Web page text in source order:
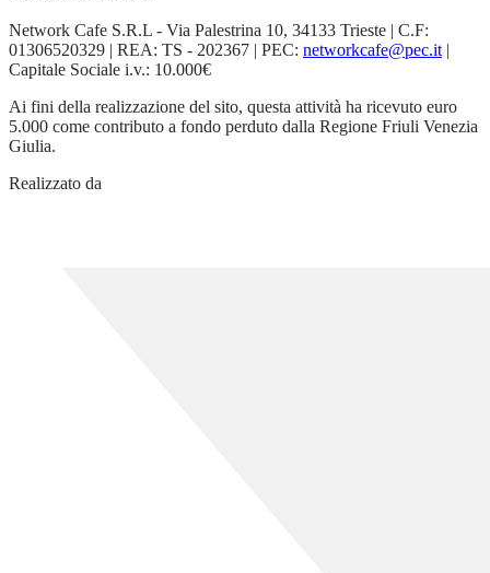
Network Cafe S.R.L - Via Palestrina 10, 34133 Trieste | C.F:
01306520329 | REA: TS - 202367 | PEC: networkcafe@pec.it |
Capitale Sociale i.v.: 10.000€
Ai fini della realizzazione del sito, questa attività ha ricevuto euro
5.000 come contributo a fondo perduto dalla Regione Friuli Venezia
Giulia.
Realizzato da